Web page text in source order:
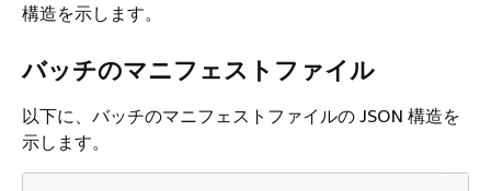
構造を示します。
バッチのマニフェストファイル
以下に、バッチのマニフェストファイルの JSON 構造を
示します。